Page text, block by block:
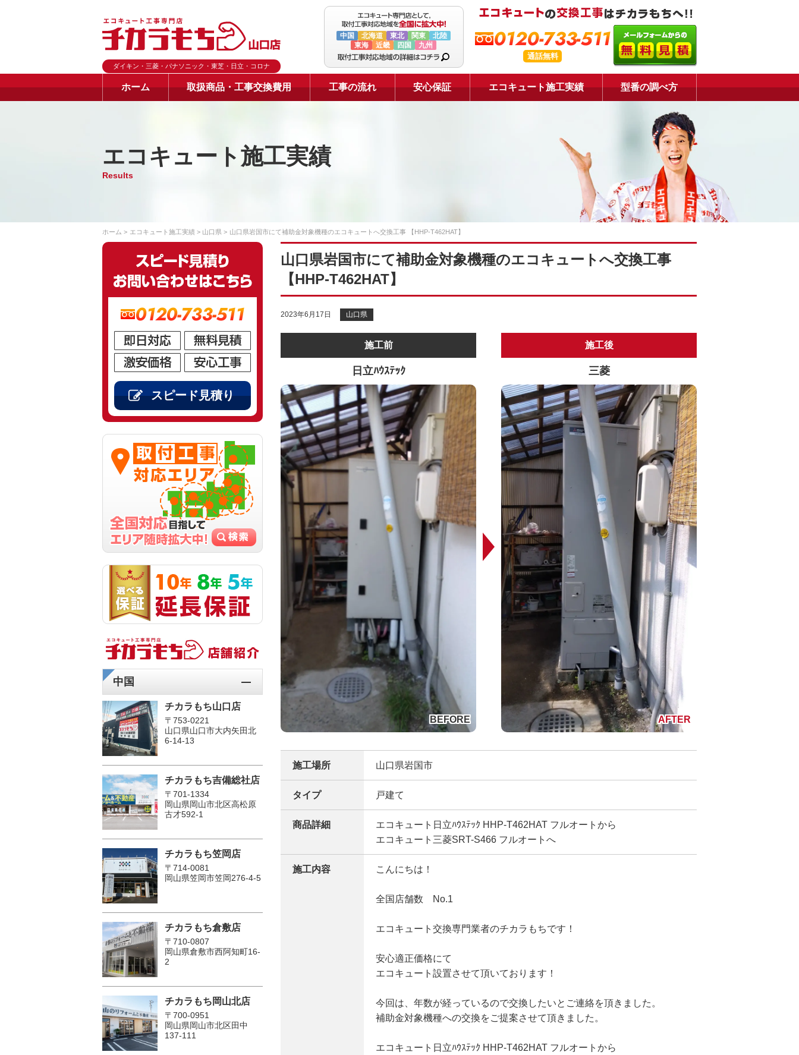
ダイキン・三菱・パナソニック・東芝・日立・コロナ
中国 北海道 東北 関東
北陸
東海
近畿 四国 九州 0120-733-511
通話無料
ホーム 取扱商品・工事交換費用 工事の流れ 安心保証 エコキュート施工実績 型番の調べ方
エコキュート施工実績
Results
ホーム エコキュート施工実績 山口県 山口県岩国市にて補助金対象機種のエコキュートへ交換工事 【HHP-T462HAT】
山口県岩国市にて補助金対象機種のエコキュートへ交換工事
【HHP-T462HAT】
2023年6月17日 山口県
施工前
日立ﾊｳｽﾃｯｸ
施工後
三菱
施工場所 山口県岩国市
タイプ 戸建て
商品詳細
エコキュート日立ﾊｳｽﾃｯｸ HHP-T462HAT フルオートから
エコキュート三菱SRT-S466 フルオートへ
施工内容 こんにちは！
全国店舗数 No.1
エコキュート交換専門業者のチカラもちです！
安心適正価格にて
エコキュート設置させて頂いております！
今回は、年数が経っているので交換したいとご連絡を頂きました。
補助金対象機種への交換をご提案させて頂きました。
エコキュート日立ﾊｳｽﾃｯｸ HHP-T462HAT フルオートから
0120-733-511
スピード見積り
中国
チカラもち山口店
〒753-0221
山口県山口市大内矢田北
6-14-13
チカラもち吉備総社店
〒701-1334
岡山県岡山市北区高松原
古才592-1
チカラもち笠岡店
〒714-0081
岡山県笠岡市笠岡276-4-5
チカラもち倉敷店
〒710-0807
岡山県倉敷市西阿知町16-
2
チカラもち岡山北店
〒700-0951
岡山県岡山市北区田中
137-111